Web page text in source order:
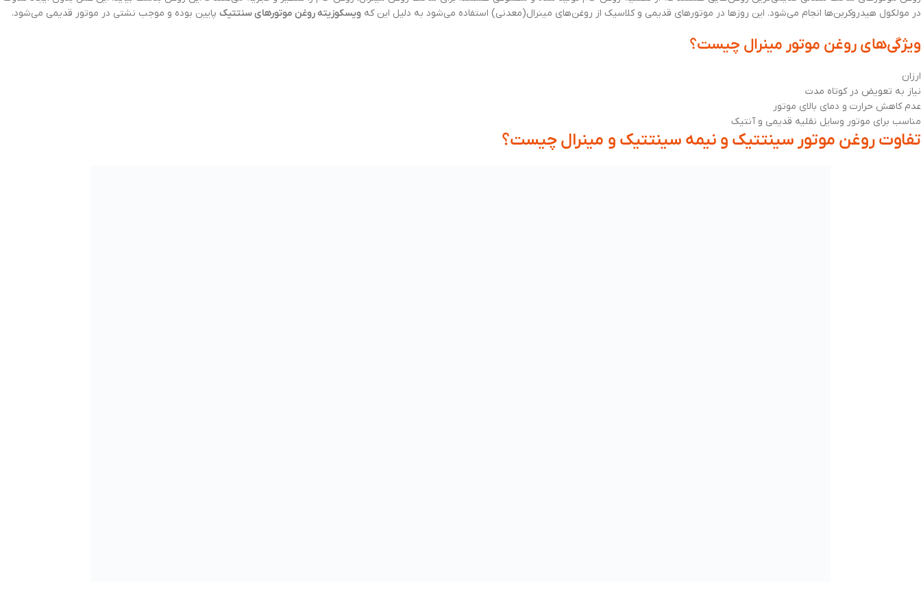
در مولکول هیدروکربن‌ها انجام می‌شود. این روزها در موتورهای قدیمی و کلاسیک از روغن‌های مینرال(معدنی) استفاده می‌شود به دلیل این که ویسکوزیته روغن موتورهای سنتتیک پایین بوده و موجب نشتی در موتور قدیمی می‌شود.
ویژگی‌های روغن موتور مینرال چیست؟
ارزان
نیاز به تعویض در کوتاه مدت
عدم کاهش حرارت و دمای بالای موتور
مناسب برای موتور وسایل نقلیه قدیمی و آنتیک
تفاوت روغن موتور سینتتیک و نیمه سینتتیک و مینرال چیست؟